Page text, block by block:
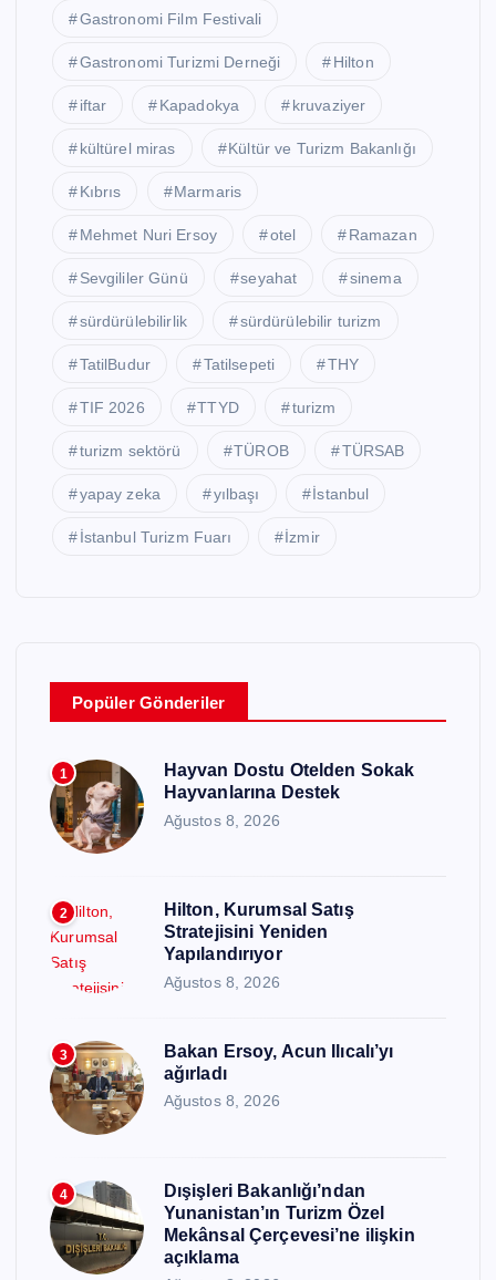
Gastronomi Film Festivali
Gastronomi Turizmi Derneği Hilton
iftar Kapadokya kruvaziyer
kültürel miras Kültür ve Turizm Bakanlığı
Kıbrıs Marmaris
Mehmet Nuri Ersoy otel Ramazan
Sevgililer Günü seyahat sinema
sürdürülebilirlik sürdürülebilir turizm
TatilBudur Tatilsepeti THY
TIF 2026 TTYD turizm
turizm sektörü TÜROB TÜRSAB
yapay zeka yılbaşı İstanbul
İstanbul Turizm Fuarı İzmir
Popüler Gönderiler
1
Hayvan Dostu Otelden Sokak
Hayvanlarına Destek
Ağustos 8, 2026
2
Hilton, Kurumsal Satış
Stratejisini Yeniden
Yapılandırıyor
Ağustos 8, 2026
3
Bakan Ersoy, Acun Ilıcalı’yı
ağırladı
Ağustos 8, 2026
4
Dışişleri Bakanlığı’ndan
Yunanistan’ın Turizm Özel
Mekânsal Çerçevesi’ne ilişkin
açıklama